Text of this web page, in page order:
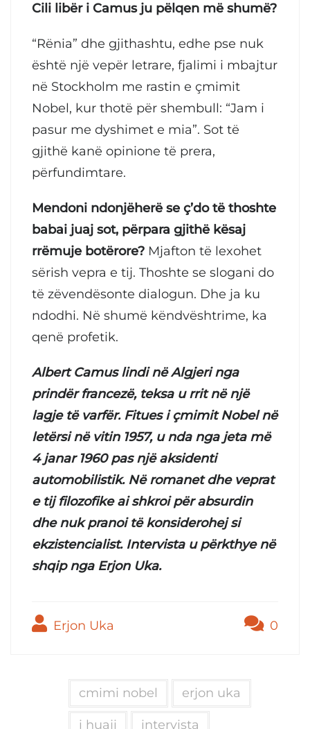
Cili libër i Camus ju pëlqen më shumë?
“Rënia” dhe gjithashtu, edhe pse nuk
është një vepër letrare, fjalimi i mbajtur
në Stockholm me rastin e çmimit
Nobel, kur thotë për shembull: “Jam i
pasur me dyshimet e mia”. Sot të
gjithë kanë opinione të prera,
përfundimtare.
Mendoni ndonjëherë se ç’do të thoshte
babai juaj sot, përpara gjithë kësaj
rrëmuje botërore? Mjafton të lexohet
sërish vepra e tij. Thoshte se slogani do
të zëvendësonte dialogun. Dhe ja ku
ndodhi. Në shumë këndvështrime, ka
qenë profetik.
Albert Camus lindi në Algjeri nga
prindër francezë, teksa u rrit në një
lagje të varfër. Fitues i çmimit Nobel në
letërsi në vitin 1957, u nda nga jeta më
4 janar 1960 pas një aksidenti
automobilistik. Në romanet dhe veprat
e tij filozofike ai shkroi për absurdin
dhe nuk pranoi të konsiderohej si
ekzistencialist. Intervista u përkthye në
shqip nga Erjon Uka.
Erjon Uka 0
cmimi nobel erjon uka
i huaji intervista